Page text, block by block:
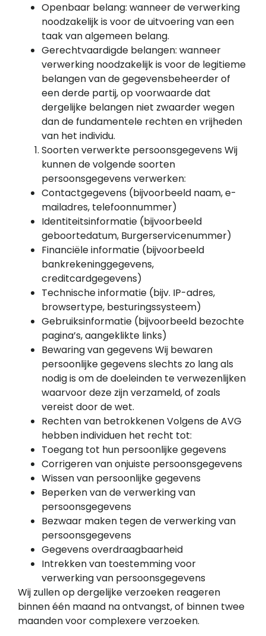
Openbaar belang: wanneer de verwerking
noodzakelijk is voor de uitvoering van een
taak van algemeen belang.
Gerechtvaardigde belangen: wanneer
verwerking noodzakelijk is voor de legitieme
belangen van de gegevensbeheerder of
een derde partij, op voorwaarde dat
dergelijke belangen niet zwaarder wegen
dan de fundamentele rechten en vrijheden
van het individu.
Soorten verwerkte persoonsgegevens Wij
kunnen de volgende soorten
persoonsgegevens verwerken:
Contactgegevens (bijvoorbeeld naam, e-
mailadres, telefoonnummer)
Identiteitsinformatie (bijvoorbeeld
geboortedatum, Burgerservicenummer)
Financiële informatie (bijvoorbeeld
bankrekeninggegevens,
creditcardgegevens)
Technische informatie (bijv. IP-adres,
browsertype, besturingssysteem)
Gebruiksinformatie (bijvoorbeeld bezochte
pagina’s, aangeklikte links)
Bewaring van gegevens Wij bewaren
persoonlijke gegevens slechts zo lang als
nodig is om de doeleinden te verwezenlijken
waarvoor deze zijn verzameld, of zoals
vereist door de wet.
Rechten van betrokkenen Volgens de AVG
hebben individuen het recht tot:
Toegang tot hun persoonlijke gegevens
Corrigeren van onjuiste persoonsgegevens
Wissen van persoonlijke gegevens
Beperken van de verwerking van
persoonsgegevens
Bezwaar maken tegen de verwerking van
persoonsgegevens
Gegevens overdraagbaarheid
Intrekken van toestemming voor
verwerking van persoonsgegevens
Wij zullen op dergelijke verzoeken reageren
binnen één maand na ontvangst, of binnen twee
maanden voor complexere verzoeken.